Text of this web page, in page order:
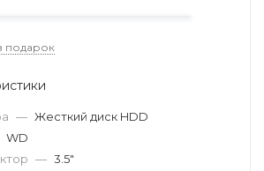
подарок
— Жесткий диск HDD
WD
— 3.5"